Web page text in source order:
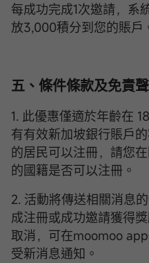
每成功完成1次邀請，系
放3,000積分到您的賬戶
五、條件條款及免責
1. 此優惠僅適於年齡在
有有效新加坡銀行賬戶
的居民可以注冊，請您
的國籍是否可以注冊。
2. 活動將傳送相關消息
成注冊或成功邀請獲得
取消，可在moomoo
受新消息通知。